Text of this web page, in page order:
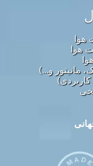
هوا
هوا
مانیتور و…)